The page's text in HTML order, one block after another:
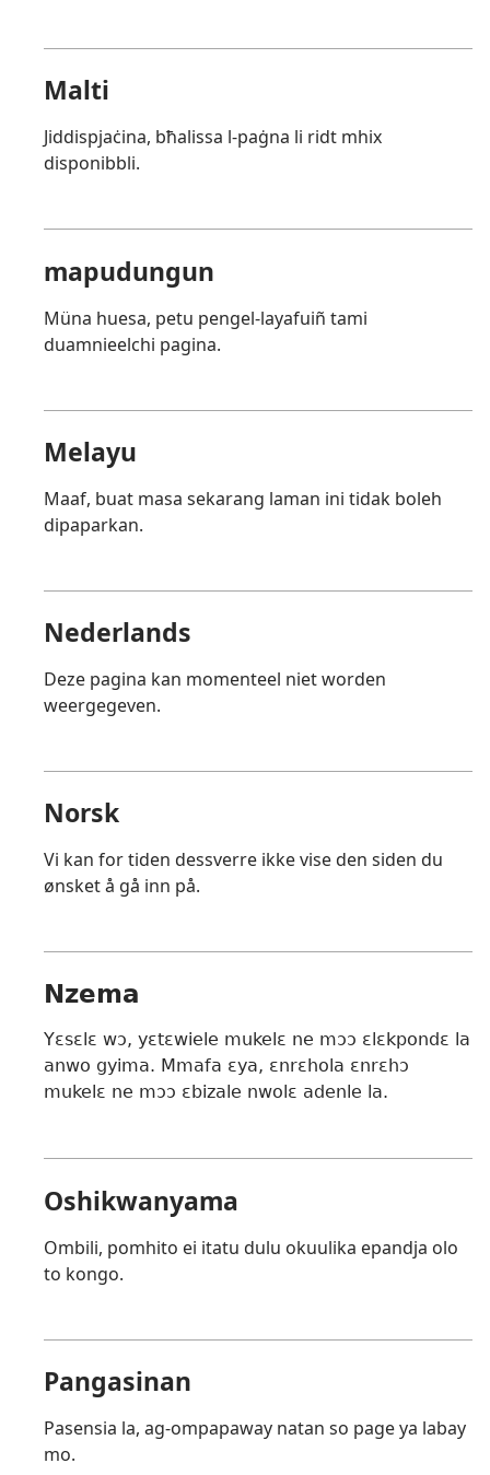
Malti
Jiddispjaċina, bħalissa l-paġna li ridt mhix
disponibbli.
mapudungun
Müna huesa, petu pengel-layafuiñ tami
duamnieelchi pagina.
Melayu
Maaf, buat masa sekarang laman ini tidak boleh
dipaparkan.
Nederlands
Deze pagina kan momenteel niet worden
weergegeven.
Norsk
Vi kan for tiden dessverre ikke vise den siden du
ønsket å gå inn på.
Nzema
Yɛsɛlɛ wɔ, yɛtɛwiele mukelɛ ne mɔɔ ɛlɛkpondɛ la
anwo gyima. Mmafa ɛya, ɛnrɛhola ɛnrɛhɔ
mukelɛ ne mɔɔ ɛbizale nwolɛ adenle la.
Oshikwanyama
Ombili, pomhito ei itatu dulu okuulika epandja olo
to kongo.
Pangasinan
Pasensia la, ag-ompapaway natan so page ya labay
mo.